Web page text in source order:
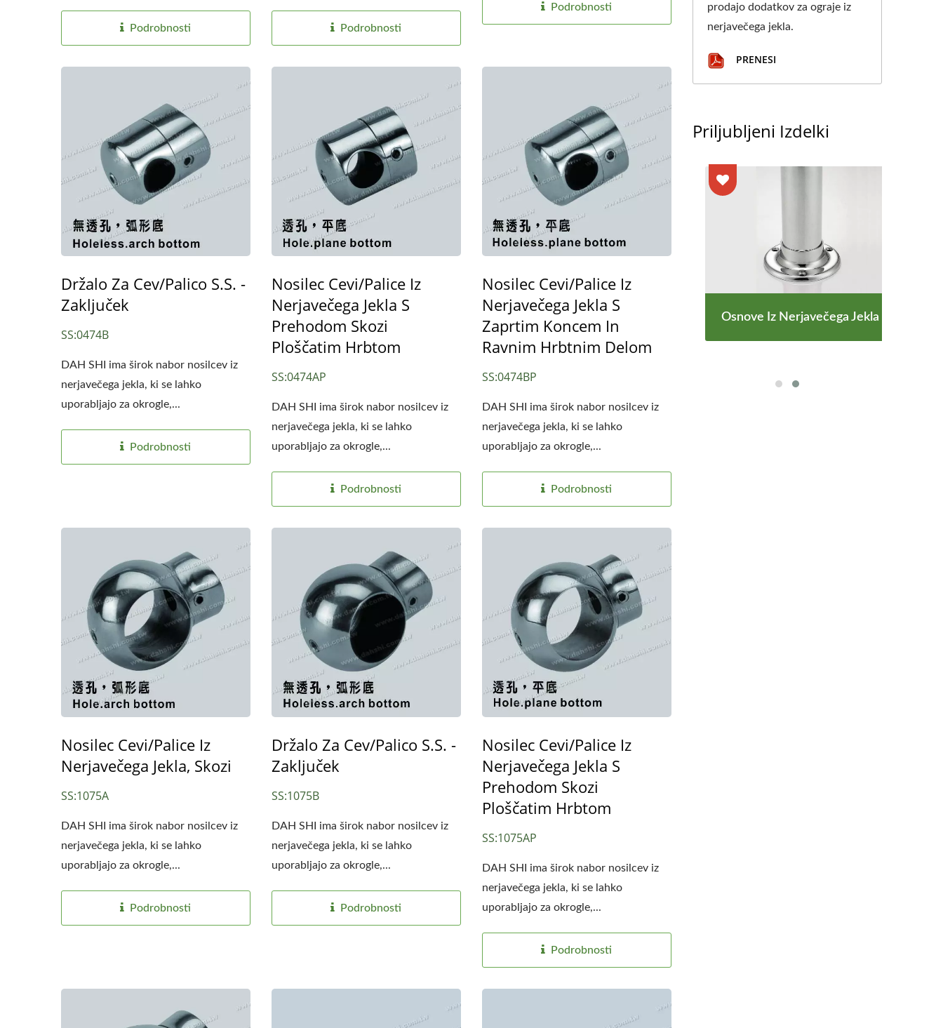
Podrobnosti Podrobnosti
Podrobnosti
Držalo Za Cev/palico S.S. -
Zaključek
SS:0474B
DAH SHI ima širok nabor nosilcev iz
nerjavečega jekla, ki se lahko
uporabljajo za okrogle,...
Podrobnosti
Nosilec Cevi/palice Iz
Nerjavečega Jekla S
Prehodom Skozi
Ploščatim Hrbtom
SS:0474AP
DAH SHI ima širok nabor nosilcev iz
nerjavečega jekla, ki se lahko
uporabljajo za okrogle,...
Podrobnosti
Nosilec Cevi/palice Iz
Nerjavečega Jekla S
Zaprtim Koncem In
Ravnim Hrbtnim Delom
SS:0474BP
DAH SHI ima širok nabor nosilcev iz
nerjavečega jekla, ki se lahko
uporabljajo za okrogle,...
Podrobnosti
Nosilec Cevi/palice Iz
Nerjavečega Jekla, Skozi
SS:1075A
DAH SHI ima širok nabor nosilcev iz
nerjavečega jekla, ki se lahko
uporabljajo za okrogle,...
Podrobnosti
Držalo Za Cev/palico S.S. -
Zaključek
SS:1075B
DAH SHI ima širok nabor nosilcev iz
nerjavečega jekla, ki se lahko
uporabljajo za okrogle,...
Podrobnosti
Nosilec Cevi/palice Iz
Nerjavečega Jekla S
Prehodom Skozi
Ploščatim Hrbtom
SS:1075AP
DAH SHI ima širok nabor nosilcev iz
nerjavečega jekla, ki se lahko
uporabljajo za okrogle,...
Podrobnosti
prodajo dodatkov za ograje iz
nerjavečega jekla.
PRENESI
Priljubljeni Izdelki
Dodatki Iz Nerjavečega Jekla
Za Kvadratne Ograje
Osnove Iz Nerjavečega Jekla
Dodatki Iz Nerjavečega Jekla
Osnove Iz Nerjavečega Jekla